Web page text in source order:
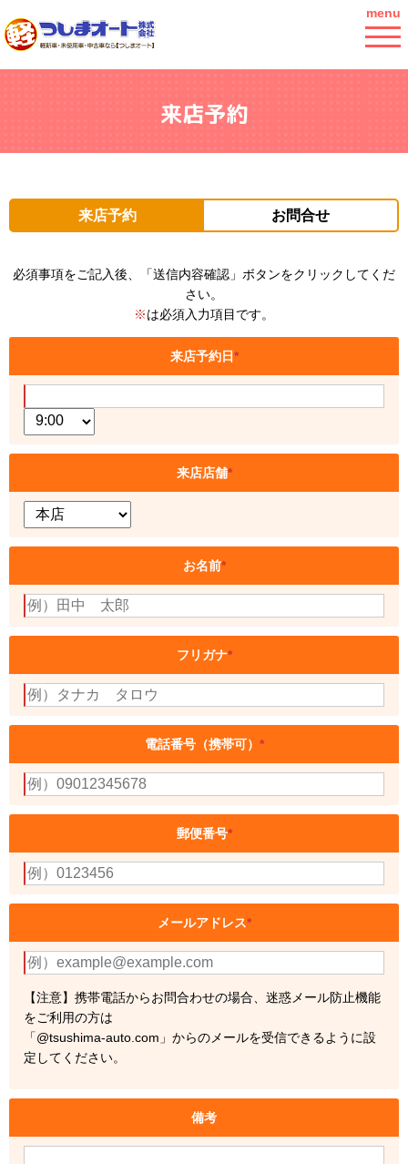
menu
来店予約
来店予約 お問合せ
必須事項をご記入後、「送信内容確認」ボタンをクリックしてくだ
さい。
※は必須入力項目です。
来店予約日*
来店店舗*
お名前*
フリガナ*
電話番号（携帯可） *
郵便番号*
メールアドレス*
【注意】携帯電話からお問合わせの場合、迷惑メール防止機能
をご利用の方は
「@tsushima-auto.com」からのメールを受信できるように設
定してください。
備考